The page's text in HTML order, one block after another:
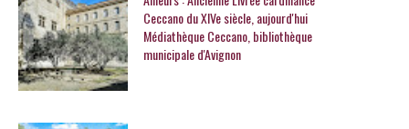
Ceccano du XIVe siècle, aujourd'hui
Médiathèque Ceccano, bibliothèque
municipale d'Avignon